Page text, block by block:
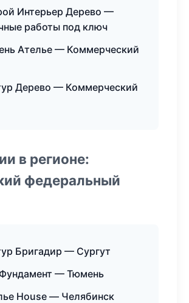
Интерьер Дерево —
работы под ключ
Ателье — Коммерческий
Дерево — Коммерческий
в регионе:
федеральный
Бригадир — Сургут
— Тюмень
House — Челябинск